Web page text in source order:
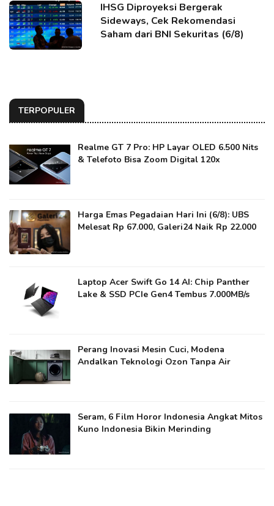
IHSG Diproyeksi Bergerak
Sideways, Cek Rekomendasi
Saham dari BNI Sekuritas (6/8)
TERPOPULER
Realme GT 7 Pro: HP Layar OLED 6.500 Nits
& Telefoto Bisa Zoom Digital 120x
Harga Emas Pegadaian Hari Ini (6/8): UBS
Melesat Rp 67.000, Galeri24 Naik Rp 22.000
Laptop Acer Swift Go 14 AI: Chip Panther
Lake & SSD PCIe Gen4 Tembus 7.000MB/s
Perang Inovasi Mesin Cuci, Modena
Andalkan Teknologi Ozon Tanpa Air
Seram, 6 Film Horor Indonesia Angkat Mitos
Kuno Indonesia Bikin Merinding